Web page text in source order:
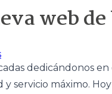
web
dedicándonos
servicio máximo.